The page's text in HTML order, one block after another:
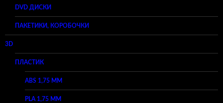
DVD ДИСКИ
ПАКЕТИКИ, КОРОБОЧКИ
3D
ПЛАСТИК
ABS 1,75 ММ
PLA 1,75 ММ